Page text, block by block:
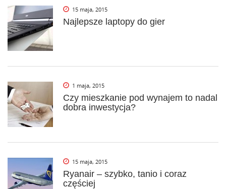
15 maja, 2015
Najlepsze laptopy do gier
1 maja, 2015
Czy mieszkanie pod wynajem to nadal
dobra inwestycja?
15 maja, 2015
Ryanair – szybko, tanio i coraz
częściej